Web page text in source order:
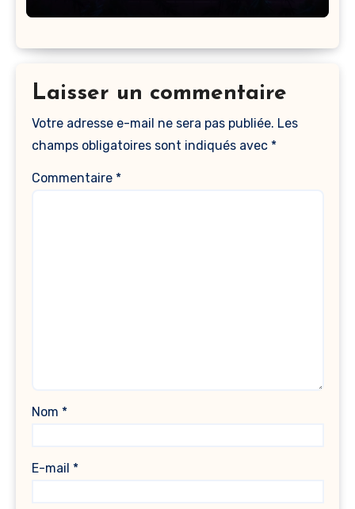
Laisser un commentaire
Votre adresse e-mail ne sera pas publiée. Les
champs obligatoires sont indiqués avec *
Commentaire *
Nom *
E-mail *